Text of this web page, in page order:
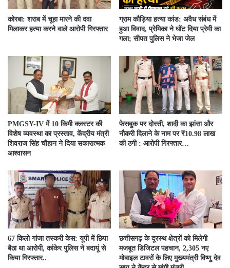
कोरबा: शराब में चूहा मारने की दवा
मिलाकर हत्या करने वाले आरोपी गिरफ्तार
ग्राम कौड़िया हत्या कांड: अवैध संबंध में
हुआ विवाद, प्रेमिका ने घोंट दिया प्रेमी का
गला; सीपत पुलिस ने भेजा जेल
PMGSY-IV में 10 किमी क्लस्टर की
विशेष व्यवस्था का प्रस्ताव, केंद्रीय मंत्री
शिवराज सिंह चौहान ने दिया सकारात्मक
आश्वासन
फेसबुक पर दोस्ती, शादी का झांसा और
नौकरी दिलाने के नाम पर ₹10.98 लाख
की ठगी : आरोपी गिरफ्तार…
67 किलो गांजा तस्करी केस: यूपी में छिपा
बैठा था आरोपी, कांकेर पुलिस ने बदायूं से
किया गिरफ्तार..
छत्तीसगढ़ के दूरस्थ क्षेत्रों को मिलेगी
मजबूत डिजिटल पहचान, 2,305 नए
मोबाइल टावरों के लिए मुख्यमंत्री विष्णु देव